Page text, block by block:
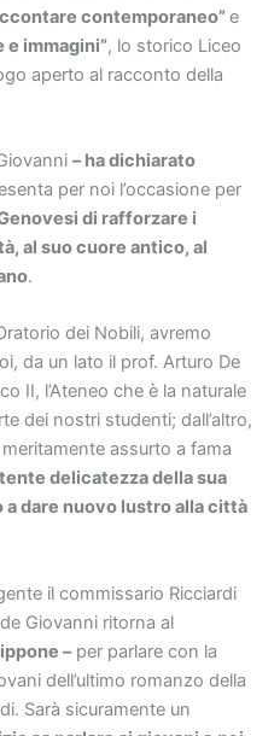
contemporaneo”e
e immagini”, lo storico Liceo
aperto al racconto della
–ha dichiarato
per noi l’occasione per
di rafforzare i
al suo cuore antico, al
.
dei Nobili, avremo
da un lato il prof. Arturo De
II, l’Ateneo che è la naturale
dei nostri studenti; dall’altro,
assurto a fama
delicatezza della sua
dare nuovo lustro alla città
il commissario Ricciardi
Giovanni ritorna al
–per parlare con la
dell’ultimo romanzo della
Sarà sicuramente un